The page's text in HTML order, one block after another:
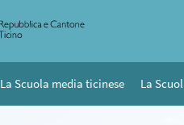
La Scuola media ticinese La